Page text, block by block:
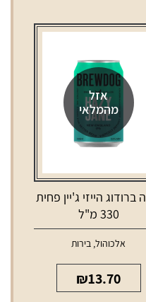
אזל
מהמלאי
ברודוג הייזי ג'יין פחית
330 מ"ל
אלכוהול, בירות
₪13.70